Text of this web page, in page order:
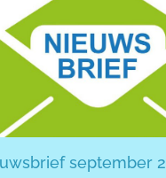
september